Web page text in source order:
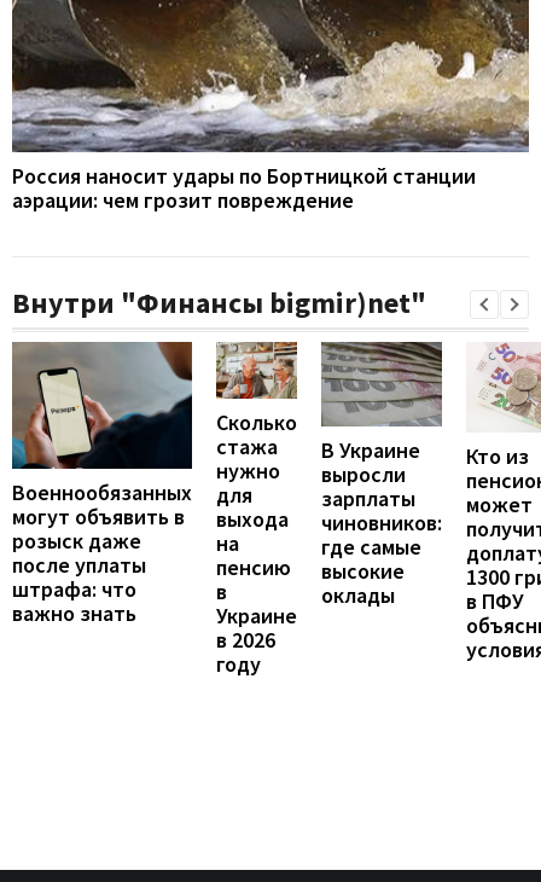
Россия наносит удары по Бортницкой станции
аэрации: чем грозит повреждение
Внутри "Финансы bigmir)net"
Военнообязанных
могут объявить в
розыск даже
после уплаты
штрафа: что
важно знать
Сколько
стажа
нужно
для
выхода
на
пенсию
в
Украине
в 2026
году
В Украине
выросли
зарплаты
чиновников:
где самые
высокие
оклады
Кто из
может
1300
в ПФУ